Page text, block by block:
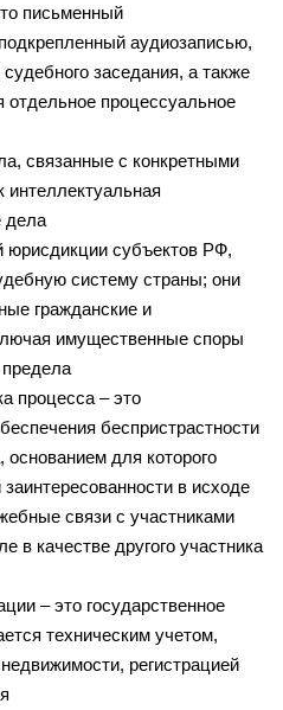
письменный
аудиозаписью,
заседания, а также
процессуальное
связанные с конкретными
интеллектуальная
дела
субъектов РФ,
систему страны; они
гражданские и
имущественные споры
процесса – это
беспристрастности
основанием для которого
в исходе
связи с участниками
в качестве другого участника
– это государственное
техническим учетом,
регистрацией